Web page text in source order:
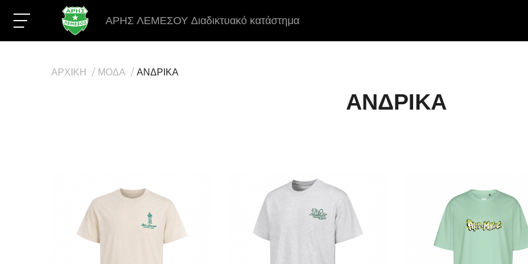
ΑΡΗΣ ΛΕΜΕΣΟΥ Διαδικτυακό κατάστημα
ΑΡΧΙΚΗ ΜΟΔΑ ΑΝΔΡΙΚΑ
ΑΝΔΡΙΚΑ